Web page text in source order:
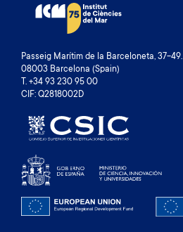
Passeig Marítim de la Barceloneta, 37-49.
08003 Barcelona (Spain)
T. +34 93 230 95 00
CIF: Q2818002D